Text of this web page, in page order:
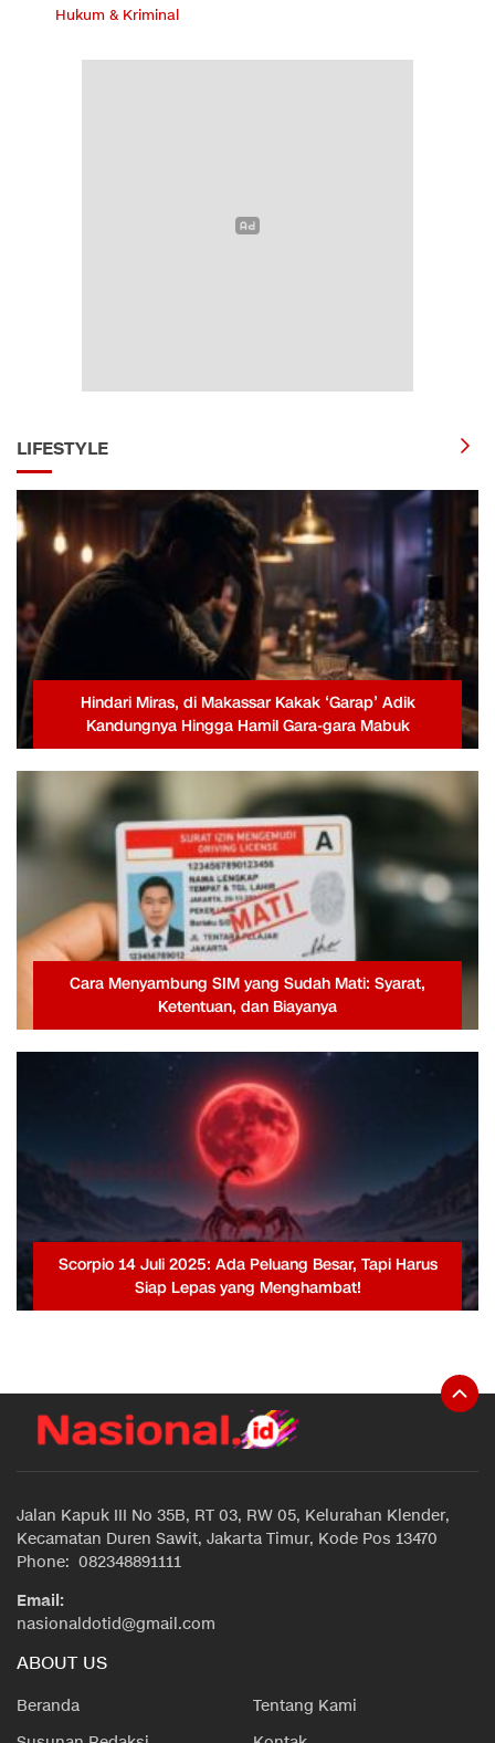
Hukum & Kriminal
LIFESTYLE
Hindari Miras, di Makassar Kakak ‘Garap’ Adik
Kandungnya Hingga Hamil Gara-gara Mabuk
Cara Menyambung SIM yang Sudah Mati: Syarat,
Ketentuan, dan Biayanya
Scorpio 14 Juli 2025: Ada Peluang Besar, Tapi Harus
Siap Lepas yang Menghambat!
Jalan Kapuk III No 35B, RT 03, RW 05, Kelurahan Klender,
Kecamatan Duren Sawit, Jakarta Timur, Kode Pos 13470
Phone: 082348891111
Email:
nasionaldotid@gmail.com
ABOUT US
Beranda
Tentang Kami